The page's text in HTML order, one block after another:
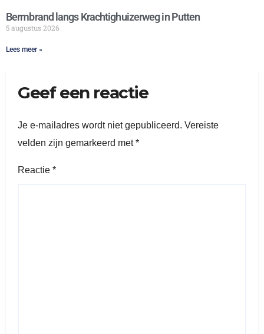
Bermbrand langs Krachtighuizerweg in Putten
5 augustus 2026
Lees meer »
Geef een reactie
Je e-mailadres wordt niet gepubliceerd. Vereiste
velden zijn gemarkeerd met*
Reactie *